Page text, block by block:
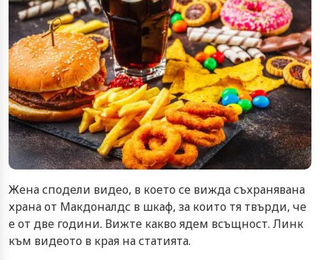
Жена сподели видео, в което се вижда съхранявана
храна от Макдоналдс в шкаф, за които тя твърди, че
е от две години. Вижте какво ядем всъщност. Линк
към видеото в края на статията.